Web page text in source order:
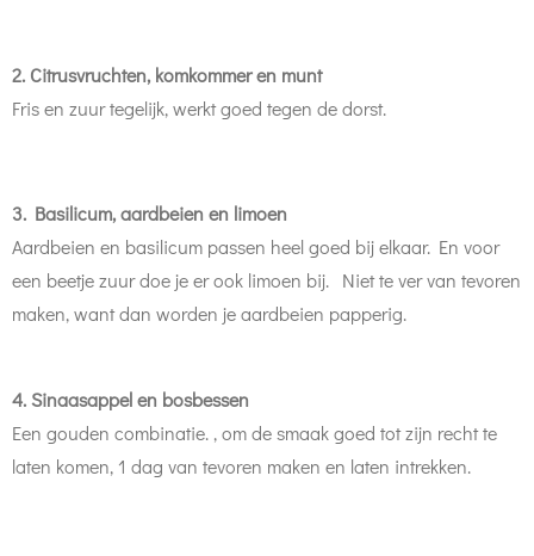
2. Citrusvruchten, komkommer en munt
Fris en zuur tegelijk, werkt goed tegen de dorst.
3. Basilicum, aardbeien en limoen
Aardbeien en basilicum passen heel goed bij elkaar. En voor
een beetje zuur doe je er ook limoen bij. Niet te ver van tevoren
maken, want dan worden je aardbeien papperig.
4. Sinaasappel en bosbessen
Een gouden combinatie. , om de smaak goed tot zijn recht te
laten komen, 1 dag van tevoren maken en laten intrekken.